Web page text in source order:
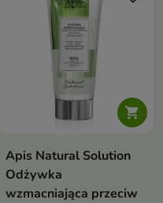

Apis Natural Solution
Odżywka
wzmacniająca przeciw